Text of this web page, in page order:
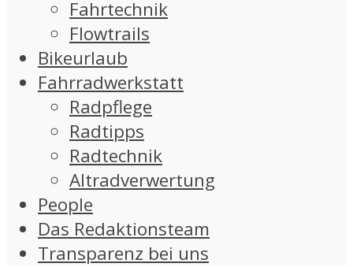
Fahrtechnik
Flowtrails
Bikeurlaub
Fahrradwerkstatt
Radpflege
Radtipps
Radtechnik
Altradverwertung
People
Das Redaktionsteam
Transparenz bei uns